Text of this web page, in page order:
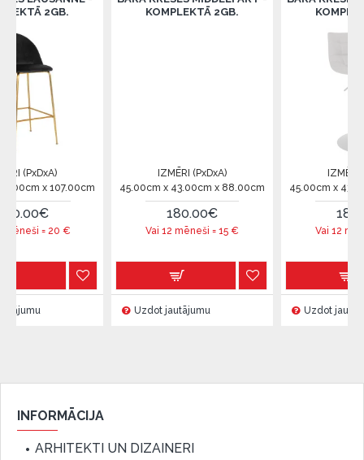
KOMPLEKTĀ 2GB.
IZMĒRI (PxDxA)
45.00cm x 43.00cm x 88.00cm
Vai 12 mēneši =15€
Uzdot jautājumu
KOMPLEKTĀ 2GB.
IZMĒRI (PxDxA)
45.00cm x 43.00cm x
Vai 12 mēneši =15€
Uzdot jautājumu
INFORMĀCIJA
ARHITEKTI UN DIZAINERI